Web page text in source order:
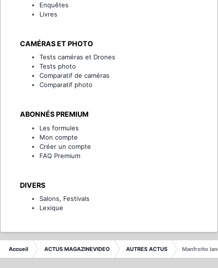
Enquêtes
Livres
CAMÉRAS ET PHOTO
Tests caméras et Drones
Tests photo
Comparatif de caméras
Comparatif photo
ABONNÉS PREMIUM
Les formules
Mon compte
Créer un compte
FAQ Premium
DIVERS
Salons, Festivals
Lexique
Accueil ACTUS MAGAZINEVIDEO AUTRES ACTUS Manfrotto